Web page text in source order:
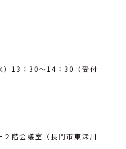
問合せ
）13：30～14：30（受付
階会議室（長門市東深川